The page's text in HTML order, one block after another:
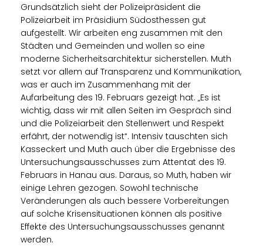
Grundsätzlich sieht der Polizeipräsident die
Polizeiarbeit im Präsidium Südosthessen gut
aufgestellt. Wir arbeiten eng zusammen mit den
Städten und Gemeinden und wollen so eine
moderne Sicherheitsarchitektur sicherstellen. Muth
setzt vor allem auf Transparenz und Kommunikation,
was er auch im Zusammenhang mit der
Aufarbeitung des 19. Februars gezeigt hat. „Es ist
wichtig, dass wir mit allen Seiten im Gespräch sind
und die Polizeiarbeit den Stellenwert und Respekt
erfährt, der notwendig ist“. Intensiv tauschten sich
Kasseckert und Muth auch über die Ergebnisse des
Untersuchungsausschusses zum Attentat des 19.
Februars in Hanau aus. Daraus, so Muth, haben wir
einige Lehren gezogen. Sowohl technische
Veränderungen als auch bessere Vorbereitungen
auf solche Krisensituationen können als positive
Effekte des Untersuchungsausschusses genannt
werden.